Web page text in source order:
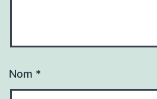
Nom *